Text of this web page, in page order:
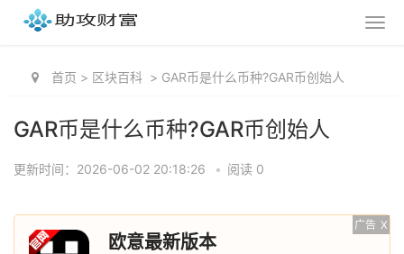
首页 > 区块百科 > GAR币是什么币种?GAR币创始人
GAR币是什么币种?GAR币创始人
更新时间：2026-06-02 20:18:26 • 阅读 0
广告 X
欧意最新版本